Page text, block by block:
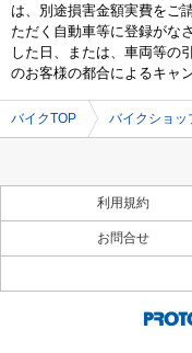
は、別途損害金額実費をご
ただく自動車等に登録がな
した日、または、車両等の
のお客様の都合によるキャ
バイクTOP バイクショッ
利用規約
お問合せ